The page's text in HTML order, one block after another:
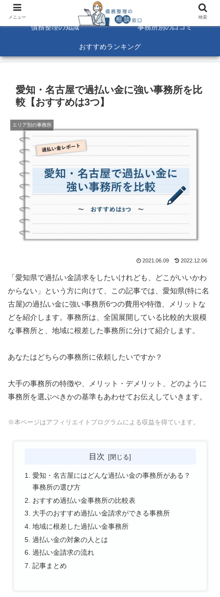
債務整理に関する悩みを解決！☆口コミ募集中☆
債務整理の知識 事務所別の口コミ
おすすめランキング
愛知・名古屋で過払い金に強い事務所を比
較【おすすめは3つ】
エリア別の事務所
2021.06.09 2022.12.06
「愛知県で過払い金請求をしたいけれども、どこがいいかわ
からない」という方に向けて、この記事では、愛知県(特に名
古屋)の過払い金に強い事務所6つの費用や特徴、メリットな
どを紹介します。事務所は、全国展開している比較的大規模
な事務所と、地域に根差した事務所に分けて紹介します。
あなたはどちらの事務所に依頼したいですか？
大手の事務所の特徴や、メリット・デメリット、どのように
事務所を選ぶべきかの基準もあわせてお伝えしていきます。
※本ページはアフィリエイトプログラムによる収益を得ています。
目次
愛知・名古屋にはどんな過払い金の事務所がある？
事務所の選び方
おすすめ過払い金事務所の比較表
大手のおすすめ過払い金請求ができる事務所
地域に根差した過払い金事務所
過払い金の対象の人とは
過払い金請求の流れ
記事まとめ
メニュー 検索